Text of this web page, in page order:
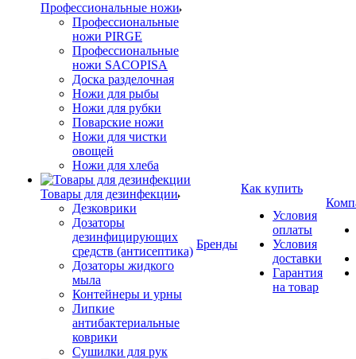
Профессиональные ножи
Профессиональные
ножи PIRGE
Профессиональные
ножи SACOPISA
Доска разделочная
Ножи для рыбы
Ножи для рубки
Поварские ножи
Ножи для чистки
овощей
Ножи для хлеба
Товары для дезинфекции
Дезковрики
Дозаторы
дезинфицирующих
средств (антисептика)
Дозаторы жидкого
мыла
Контейнеры и урны
Липкие
антибактериальные
коврики
Сушилки для рук
Бренды
Как купить
Условия
оплаты
Условия
доставки
Гарантия
на товар